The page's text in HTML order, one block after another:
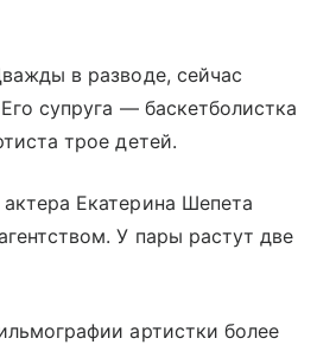
в разводе, сейчас
супруга — баскетболистка
трое детей.
Екатерина Шепета
У пары растут две
артистки более